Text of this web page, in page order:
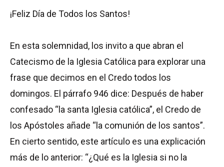
¡Feliz Día de Todos los Santos!
En esta solemnidad, los invito a que abran el
Catecismo de la Iglesia Católica para explorar una
frase que decimos en el Credo todos los
domingos. El párrafo 946 dice: Después de haber
confesado “la santa Iglesia católica”, el Credo de
los Apóstoles añade “la comunión de los santos”.
En cierto sentido, este artículo es una explicación
más de lo anterior: “¿Qué es la Iglesia si no la